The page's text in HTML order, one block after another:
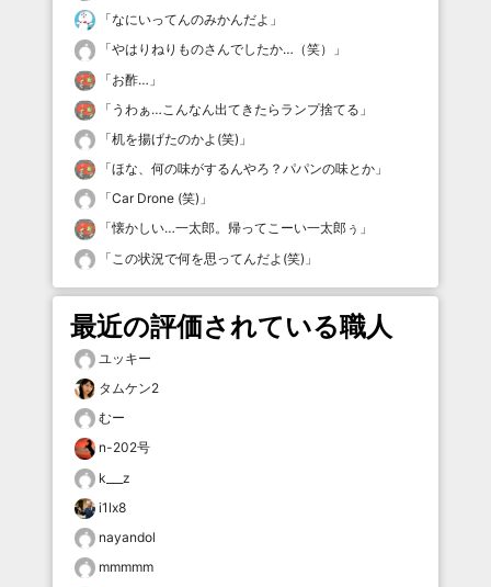
「なにいってんのみかんだよ 」
「やはりねりものさんでしたか…（笑）
」
「お酢… 」
「 うわぁ…こんなん出てきたらランプ捨てる 」
「机を揚げたのかよ(笑) 」
「ほな、何の味がするんやろ？パパンの味とか 」
「Car Drone (笑) 」
「懐かしい…一太郎。帰ってこーい一太郎ぅ 」
「 この状況で何を思ってんだよ(笑) 」
最近の評価されている職人
ユッキー
タムケン2
むー
n-202号
k___z
i1lx8
nayandol
mmmmm